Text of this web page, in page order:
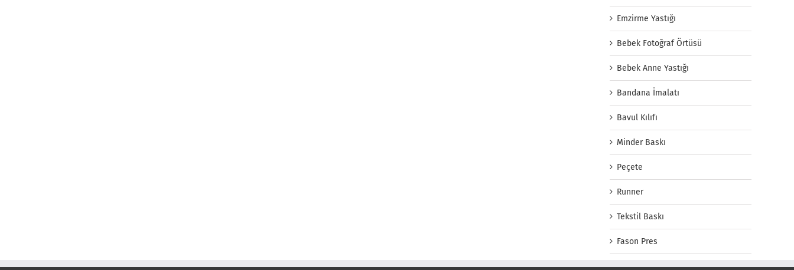
Emzirme Yastığı
Bebek Fotoğraf Örtüsü
Bebek Anne Yastığı
Bandana İmalatı
Bavul Kılıfı
Minder Baskı
Peçete
Runner
Tekstil Baskı
Fason Pres